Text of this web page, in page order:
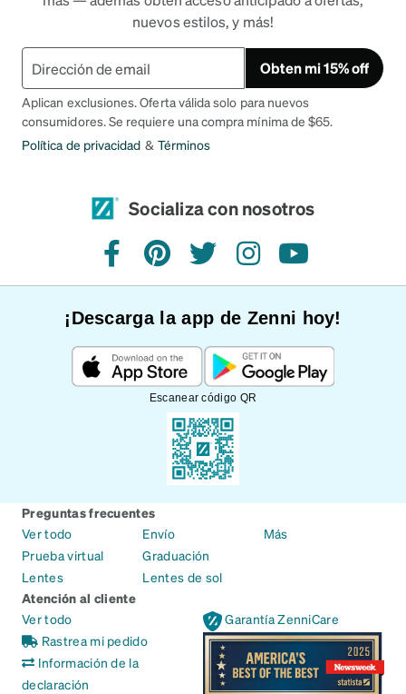
nuevos estilos, y más!
Obten mi 15% off
Aplican exclusiones. Oferta válida solo para nuevos
consumidores. Se requiere una compra mínima de $65.
Política de privacidad & Términos
Socializa con nosotros
FacebookPinterestTwitterInstagramYouTube
¡Descarga la app de Zenni hoy!
Escanear código QR
Preguntas frecuentes
Ver todo
Prueba virtual
Lentes
Envío
Graduación
Lentes de sol
Más
Atención al cliente
Ver todo
Rastrea mi pedido
Información de la
declaración
Garantía ZenniCare